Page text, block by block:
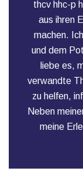
thcv hhc-p
aus ihren
machen.
und dem
liebe es,
verwandte
zu helfen,
Neben
meine